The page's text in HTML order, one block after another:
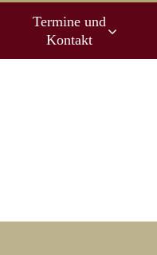
Termine und
Kontakt